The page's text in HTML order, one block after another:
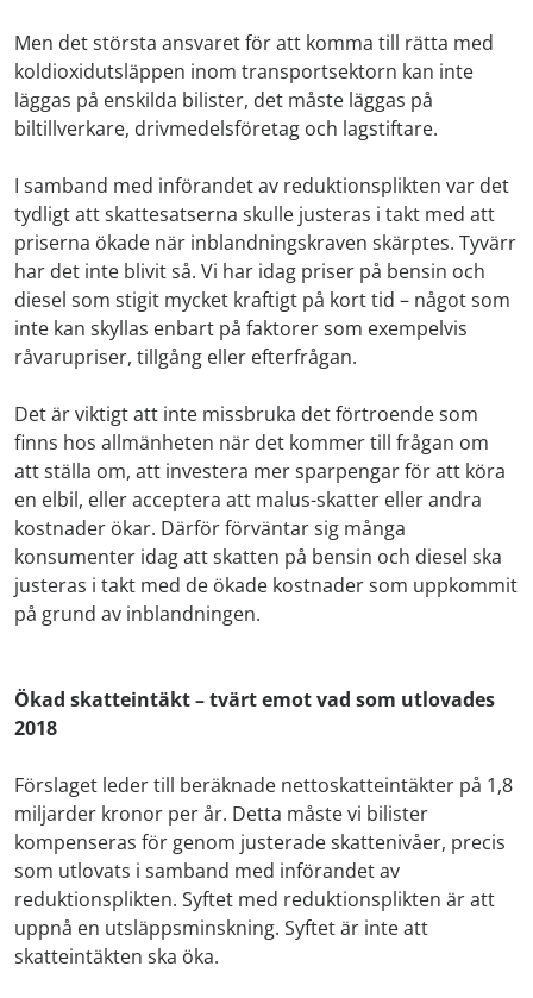
Men det största ansvaret för att komma till rätta med
koldioxidutsläppen inom transportsektorn kan inte
läggas på enskilda bilister, det måste läggas på
biltillverkare, drivmedelsföretag och lagstiftare.
I samband med införandet av reduktionsplikten var det
tydligt att skattesatserna skulle justeras i takt med att
priserna ökade när inblandningskraven skärptes. Tyvärr
har det inte blivit så. Vi har idag priser på bensin och
diesel som stigit mycket kraftigt på kort tid – något som
inte kan skyllas enbart på faktorer som exempelvis
råvarupriser, tillgång eller efterfrågan.
Det är viktigt att inte missbruka det förtroende som
finns hos allmänheten när det kommer till frågan om
att ställa om, att investera mer sparpengar för att köra
en elbil, eller acceptera att malus-skatter eller andra
kostnader ökar. Därför förväntar sig många
konsumenter idag att skatten på bensin och diesel ska
justeras i takt med de ökade kostnader som uppkommit
på grund av inblandningen.
Ökad skatteintäkt – tvärt emot vad som utlovades
2018
Förslaget leder till beräknade nettoskatteintäkter på 1,8
miljarder kronor per år. Detta måste vi bilister
kompenseras för genom justerade skattenivåer, precis
som utlovats i samband med införandet av
reduktionsplikten. Syftet med reduktionsplikten är att
uppnå en utsläppsminskning. Syftet är inte att
skatteintäkten ska öka.